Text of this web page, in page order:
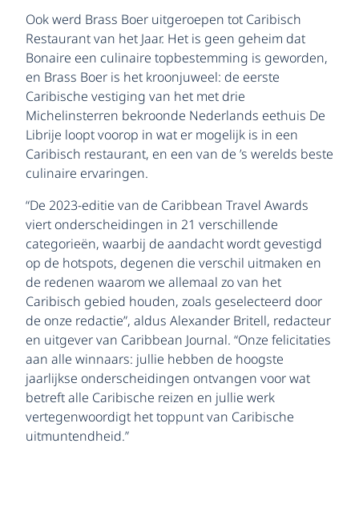
Ook werd Brass Boer uitgeroepen tot Caribisch
Restaurant van het Jaar. Het is geen geheim dat
Bonaire een culinaire topbestemming is geworden,
en Brass Boer is het kroonjuweel: de eerste
Caribische vestiging van het met drie
Michelinsterren bekroonde Nederlands eethuis De
Librije loopt voorop in wat er mogelijk is in een
Caribisch restaurant, en een van de ’s werelds beste
culinaire ervaringen.
“De 2023-editie van de Caribbean Travel Awards
viert onderscheidingen in 21 verschillende
categorieën, waarbij de aandacht wordt gevestigd
op de hotspots, degenen die verschil uitmaken en
de redenen waarom we allemaal zo van het
Caribisch gebied houden, zoals geselecteerd door
de onze redactie”, aldus Alexander Britell, redacteur
en uitgever van Caribbean Journal. “Onze felicitaties
aan alle winnaars: jullie hebben de hoogste
jaarlijkse onderscheidingen ontvangen voor wat
betreft alle Caribische reizen en jullie werk
vertegenwoordigt het toppunt van Caribische
uitmuntendheid.”